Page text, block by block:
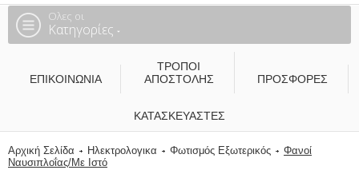
Ολες οι
Κατηγορίες
ΕΠΙΚΟΙΝΩΝΊΑ
ΤΡΌΠΟΙ
ΑΠΟΣΤΟΛΉΣ
ΠΡΟΣΦΟΡΕΣ
ΚΑΤΑΣΚΕΥΑΣΤΈΣ
Αρχική Σελίδα Ηλεκτρολογικα Φωτισμός Εξωτερικός
Φανοί
Ναυσιπλοΐας/Με Ιστό